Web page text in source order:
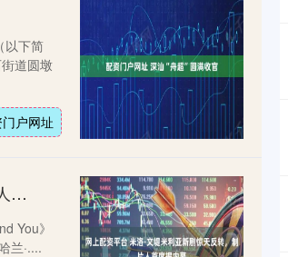
以下简
道圆墩
户网址
网上配资平台 米洛·文堤米利亚新剧惊天反转，制片人首度揭内幕
You》
兰·....